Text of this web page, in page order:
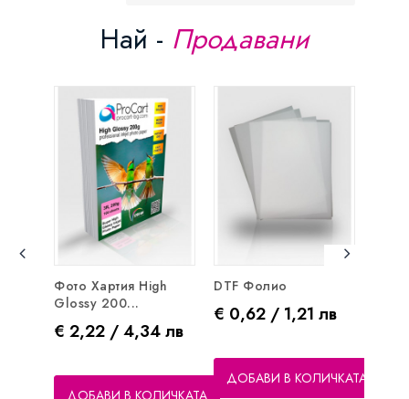
Най - Продавани
Фото Хартия High
Glossy 200...
Цена
€ 2,22 / 4,34 лв
DTF Фолио
Цена
€ 0,62 / 1,21 лв
ДОБАВИ В КОЛИЧКАТА